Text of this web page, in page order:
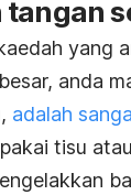
tangan
yang
anda
adalah
tisu